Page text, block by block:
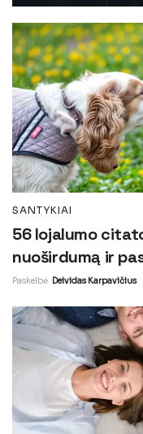
SANTYKIAI
56 lojalumo
nuoširdumą ir
Paskelbė Deividas Karpavičius